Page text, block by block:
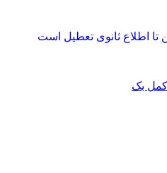
تا اطلاع ثانوی تعطیل است
بک